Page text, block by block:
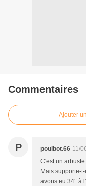
Commentaires
Ajouter
P poulbot.66 11/
C'est un
Mais supporte-
avons eu 34° à